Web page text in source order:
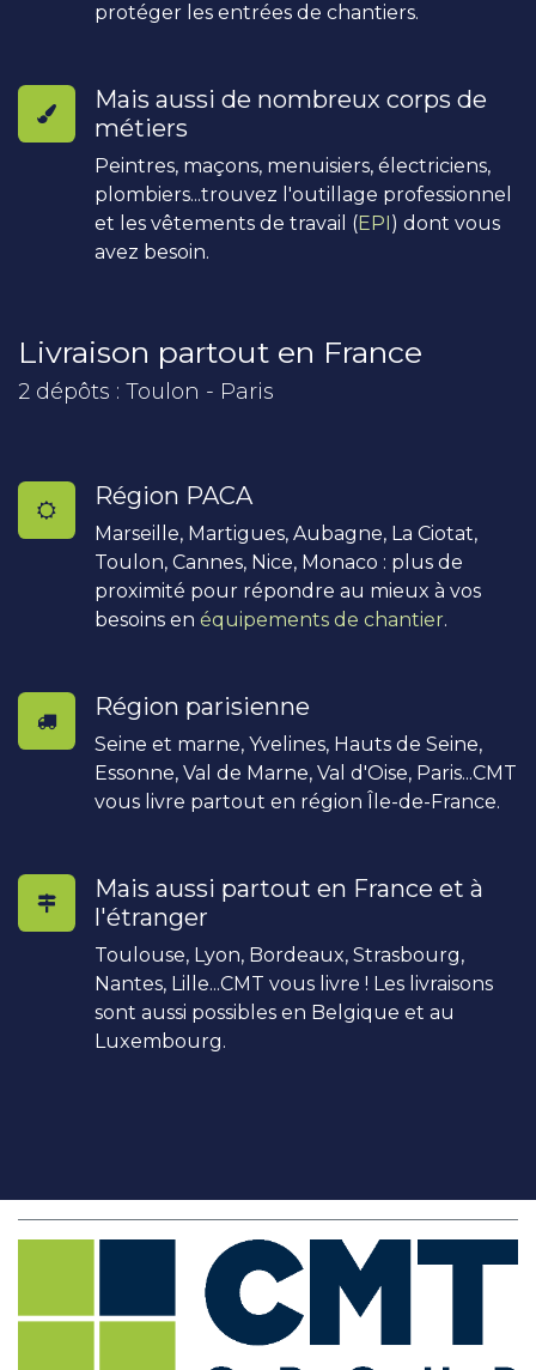
protéger les entrées de chantiers.
Mais aussi de nombreux corps de
métiers
Peintres, maçons, menuisiers, électriciens,
plombiers...trouvez l'outillage professionnel
et les vêtements de travail (EPI) dont vous
avez besoin.
Livraison partout en France
2 dépôts : Toulon - Paris
Région PACA
Marseille, Martigues, Aubagne, La Ciotat,
Toulon, Cannes, Nice, Monaco : plus de
proximité pour répondre au mieux à vos
besoins en équipements de chantier.
Région parisienne
Seine et marne, Yvelines, Hauts de Seine,
Essonne, Val de Marne, Val d'Oise, Paris...CMT
vous livre partout en région Île-de-France.
Mais aussi partout en France et à
l'étranger
Toulouse, Lyon, Bordeaux, Strasbourg,
Nantes, Lille...CMT vous livre ! Les livraisons
sont aussi possibles en Belgique et au
Luxembourg.